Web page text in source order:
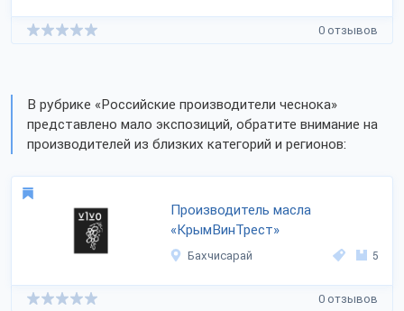
0 отзывов
В рубрике «Российские производители чеснока»
представлено мало экспозиций, обратите внимание на
производителей из близких категорий и регионов:
Производитель масла
«КрымВинТрест»
Бахчисарай 5
0 отзывов